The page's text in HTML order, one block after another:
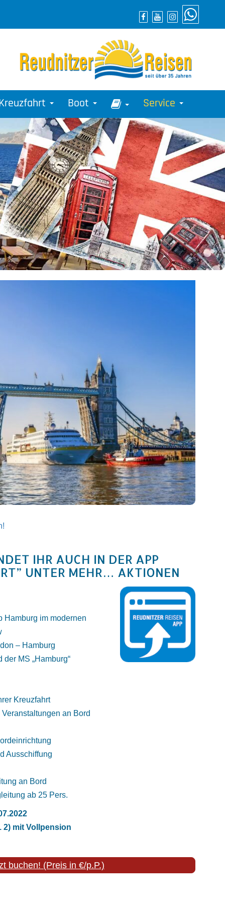
Boot Service
IHR AUCH IN DER APP
UNTER MEHR… AKTIONEN
Hamburg im modernen
– Hamburg
MS „Hamburg“
Kreuzfahrt
an Bord
Ausschiffung
an Bord
ab 25 Pers.
2) mit Vollpension
buchen! (Preis in €/p.P.)